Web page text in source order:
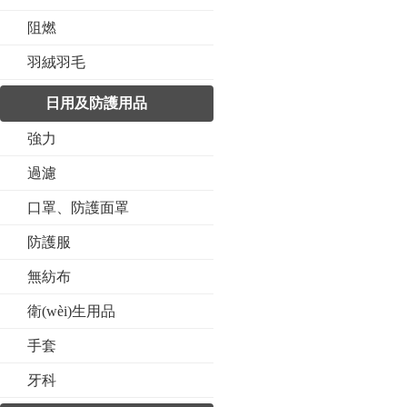
阻燃
羽絨羽毛
日用及防護用品
強力
過濾
口罩、防護面罩
防護服
無紡布
衛(wèi)生用品
手套
牙科